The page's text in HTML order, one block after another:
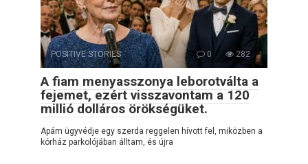
POSITIVE STORIES 0 282
A fiam menyasszonya leborotválta a
fejemet, ezért visszavontam a 120
millió dolláros örökségüket.
Apám ügyvédje egy szerda reggelen hívott fel, miközben a
kórház parkolójában álltam, és újra